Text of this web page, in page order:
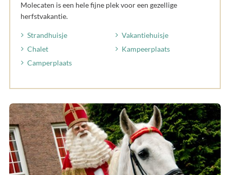
Molecaten is een hele fijne plek voor een gezellige
herfstvakantie.
Strandhuisje
Vakantiehuisje
Chalet
Kampeerplaats
Camperplaats